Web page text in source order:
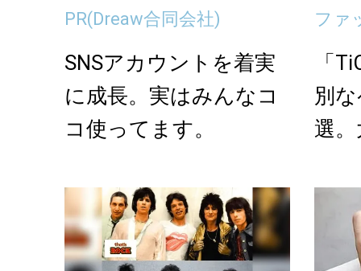
PR(Dreaw合同会社)
SNSアカウントを着実
に成長。実はみんなコ
コ使ってます。
ファ
「
別
選